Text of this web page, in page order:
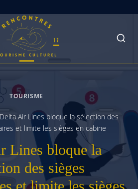
TOURISME
Delta Air Lines bloque la sélection des
et limite les sièges en cabine
Lines bloque la
des sièges